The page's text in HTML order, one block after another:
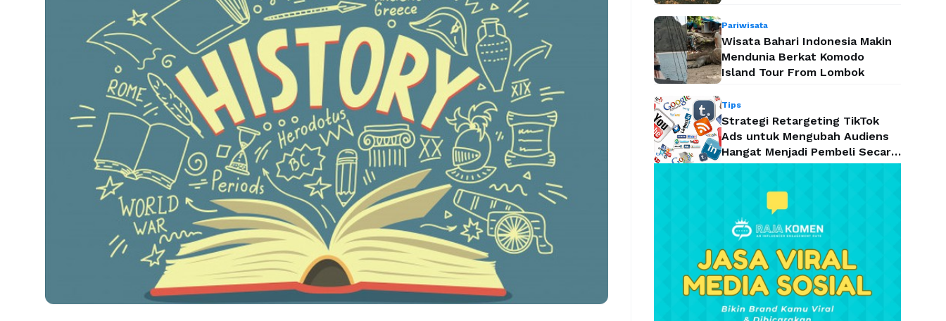
Pariwisata
Wisata Bahari Indonesia Makin
Mendunia Berkat Komodo
Island Tour From Lombok
Tips
Strategi Retargeting TikTok
Ads untuk Mengubah Audiens
Hangat Menjadi Pembeli Secara
Efektif